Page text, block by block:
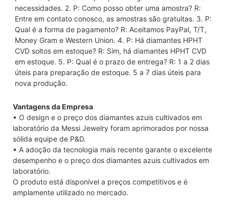
necessidades. 2. P: Como posso obter uma amostra? R:
Entre em contato conosco, as amostras são gratuitas. 3. P:
Qual é a forma de pagamento? R: Aceitamos PayPal, T/T,
Money Gram e Western Union. 4. P: Há diamantes HPHT
CVD soltos em estoque? R: Sim, há diamantes HPHT CVD
em estoque. 5. P: Qual é o prazo de entrega? R: 1 a 2 dias
úteis para preparação de estoque. 5 a 7 dias úteis para
nova produção.
Vantagens da Empresa
• O design e o preço dos diamantes azuis cultivados em
laboratório da Messi Jewelry foram aprimorados por nossa
sólida equipe de P&D.
• A adoção da tecnologia mais recente garante o excelente
desempenho e o preço dos diamantes azuis cultivados em
laboratório.
O produto está disponível a preços competitivos e é
amplamente utilizado no mercado.